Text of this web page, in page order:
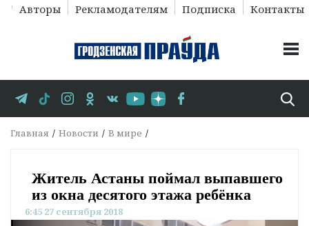
Авторы Рекламодателям Подписка Контакты
Главная Новости В мире
Житель Астаны поймал выпавшего
из окна десятого этажа ребёнка
6:45 27 сентября 2018